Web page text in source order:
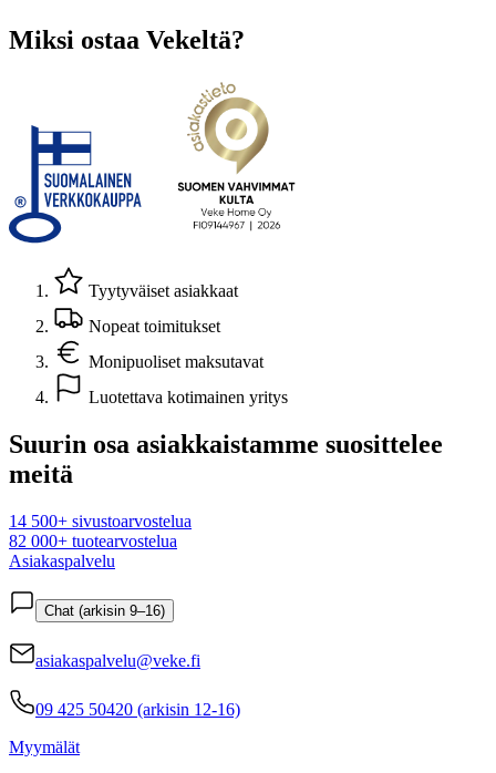
Miksi ostaa Vekeltä?
Tyytyväiset asiakkaat
Nopeat toimitukset
Monipuoliset maksutavat
Luotettava kotimainen yritys
Suurin osa asiakkaistamme suosittelee
meitä
14 500+ sivustoarvostelua
82 000+ tuotearvostelua
Asiakaspalvelu
Chat (arkisin 9–16)
asiakaspalvelu@veke.fi
09 425 50420 (arkisin 12-16)
Myymälät